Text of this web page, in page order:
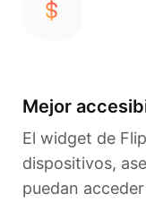
Mejor
El widget de
dispositivos,
puedan